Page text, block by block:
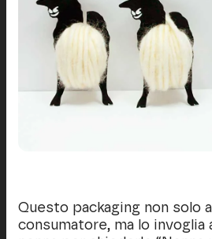
Questo packaging non solo
consumatore, ma lo invoglia